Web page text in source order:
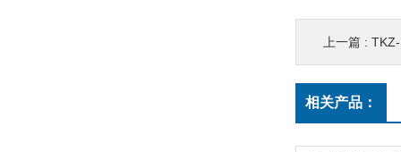
上一篇 : TKZ-
相关产品：